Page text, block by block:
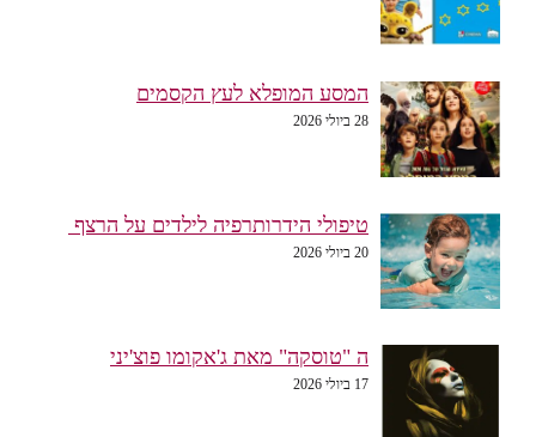
המסע המופלא לעץ הקסמים
28 ביולי 2026
טיפולי הידרותרפיה לילדים על הרצף
20 ביולי 2026
ה "טוסקה" מאת ג'אקומו פוצ'יני
17 ביולי 2026